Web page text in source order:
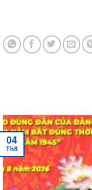
04
Th8